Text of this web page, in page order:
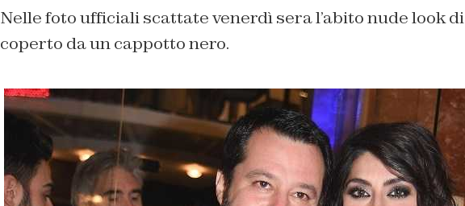
Nelle foto ufficiali scattate venerdì sera l’abito nude look di
coperto da un cappotto nero.